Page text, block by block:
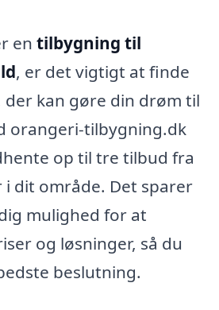
en tilbygning til
, er det vigtigt at finde
kan gøre din drøm til
orangeri-tilbygning.dk
op til tre tilbud fra
i dit område. Det sparer
mulighed for at
og løsninger, så du
beslutning.